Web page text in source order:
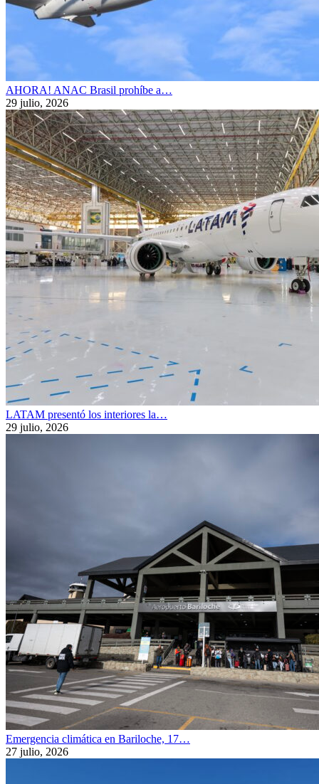
AHORA! ANAC Brasil prohíbe a…
29 julio, 2026
LATAM presentó los interiores la…
29 julio, 2026
Emergencia climática en Bariloche, 17…
27 julio, 2026